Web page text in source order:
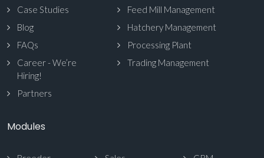
Case Studies
Blog
FAQs
Career - We’re
Hiring!
Partners
Feed Mill Management
Hatchery Management
Processing Plant
Trading Management
Modules